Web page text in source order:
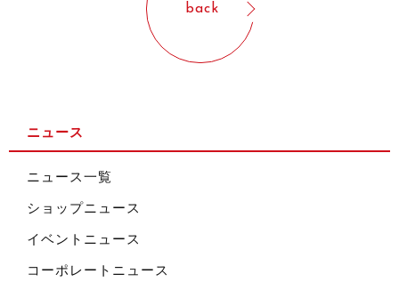
back
ニュース
ニュース一覧
ショップニュース
イベントニュース
コーポレートニュース